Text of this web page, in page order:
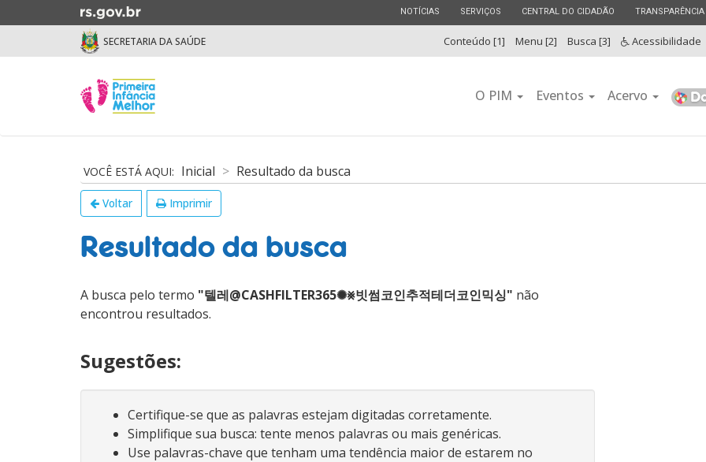
para
menu
ESTADO
NOTÍCIAS ESTADO
SERVIÇOS ESTADO
CENTRAL DO CIDADÃO ESTADO
TRANSPARÊNCIA
SECRETARIA DA SAÚDE Conteúdo [1] Menu [2] Busca [3] Acessibilidade
O PIM Eventos Acervo
Inicial Resultado da busca
Voltar Imprimir
Resultado da busca
A busca pelo termo "텔레@CASHFILTER365✺⨳빗썸코인추적테더코인믹싱" não
encontrou resultados.
Sugestões:
Certifique-se que as palavras estejam digitadas corretamente.
Simplifique sua busca: tente menos palavras ou mais genéricas.
Use palavras-chave que tenham uma tendência maior de estarem no